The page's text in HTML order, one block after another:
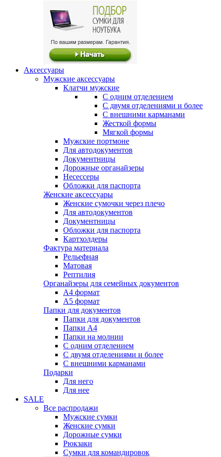
Аксессуары
Мужские аксессуары
Клатчи мужские
С одним отделением
С двумя отделениями и более
С внешними карманами
Жесткой формы
Мягкой формы
Мужские портмоне
Для автодокументов
Документницы
Дорожные органайзеры
Несессеры
Обложки для паспорта
Женские аксессуары
Женские сумочки через плечо
Для автодокументов
Документницы
Обложки для паспорта
Картхолдеры
Фактура материала
Рельефная
Матовая
Рептилия
Органайзеры для семейных документов
А4 формат
А5 формат
Папки для документов
Папки для документов
Папки А4
Папки на молнии
С одним отделением
С двумя отделениями и более
С внешними карманами
Подарки
Для него
Для нее
SALE
Все распродажи
Мужские сумки
Женские сумки
Дорожные сумки
Рюкзаки
Сумки для командировок